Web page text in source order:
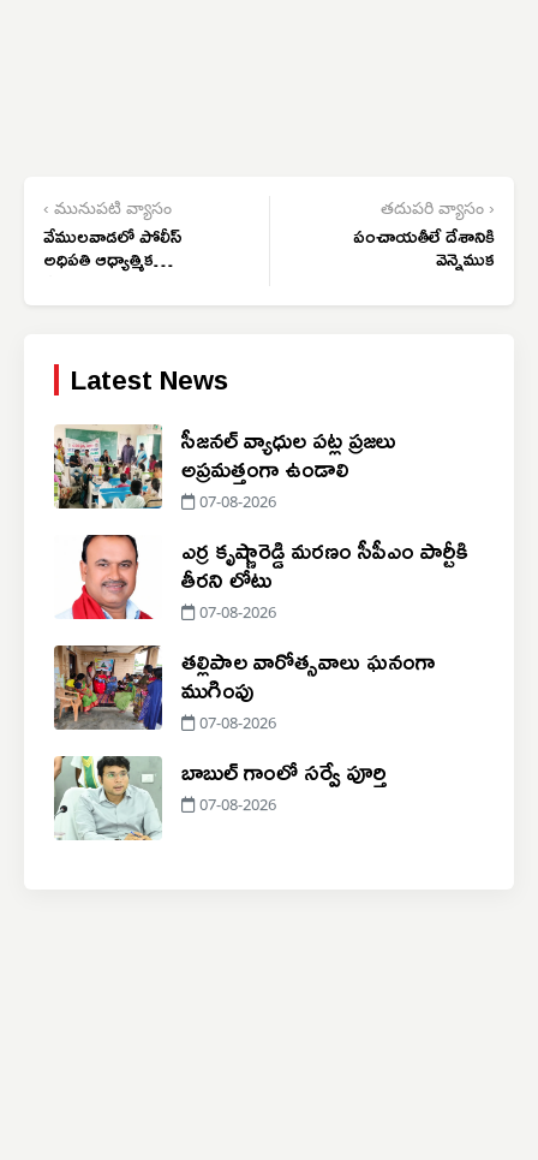
‹ మునుపటి వ్యాసం
వేములవాడలో పోలీస్
అధిపతి ఆధ్యాత్మిక
సందర్శనం
తదుపరి వ్యాసం ›
పంచాయతీలే దేశానికి
వెన్నెముక
Latest News
సీజనల్ వ్యాధుల పట్ల ప్రజలు
అప్రమత్తంగా ఉండాలి
07-08-2026
ఎర్ర కృష్ణారెడ్డి మరణం సీపీఎం పార్టీకి
తీరని లోటు
07-08-2026
తల్లిపాల వారోత్సవాలు ఘనంగా
ముగింపు
07-08-2026
బాబుల్ గాంలో సర్వే పూర్తి
07-08-2026